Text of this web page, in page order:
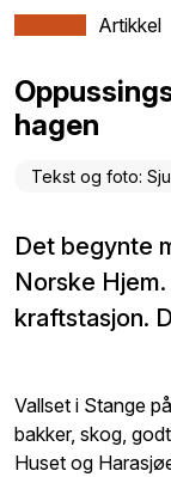
Artikkel
hagen
Tekst og foto:
Det begynte
Norske Hjem.
kraftstasjon.
Vallset i Stange
bakker, skog,
Huset og